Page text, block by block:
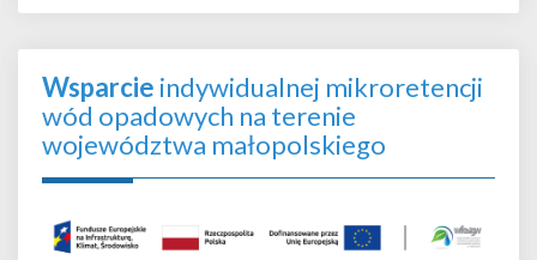
Wsparcie indywidualnej mikroretencji
wód opadowych na terenie
województwa małopolskiego